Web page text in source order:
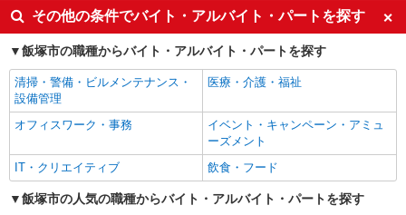
時給1450円〜2062円 ＜日払い有/週払い有/交
通費全支給(ガソリン代含む)＞
飯塚市枝国ほか多数
キープ 詳細を見る
派遣社員
≪飯塚市≫日勤のみ＆残業ナシ！お迎えに間に
合うデイサービス
時給1450円〜2062円 ＜日払い有/週払い有/交
未経験歓迎
ミドル（40代～）活躍中
週2～3日勤務OK
深夜
交通費支給
社会保険あり
その他の条件でバイト・アルバイト・パートを探す
飯塚市の職種からバイト・アルバイト・パートを探す
清掃・警備・ビルメンテナンス・
設備管理
医療・介護・福祉
オフィスワーク・事務
イベント・キャンペーン・アミュ
ーズメント
IT・クリエイティブ
飲食・フード
飯塚市の人気の職種からバイト・アルバイト・パートを探す